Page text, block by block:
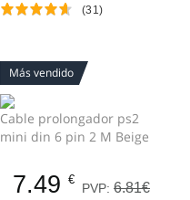
(31)
Más vendido
Cable prolongador ps2
mini din 6 pin 2 M Beige
7.49 €
PVP: 6.81€